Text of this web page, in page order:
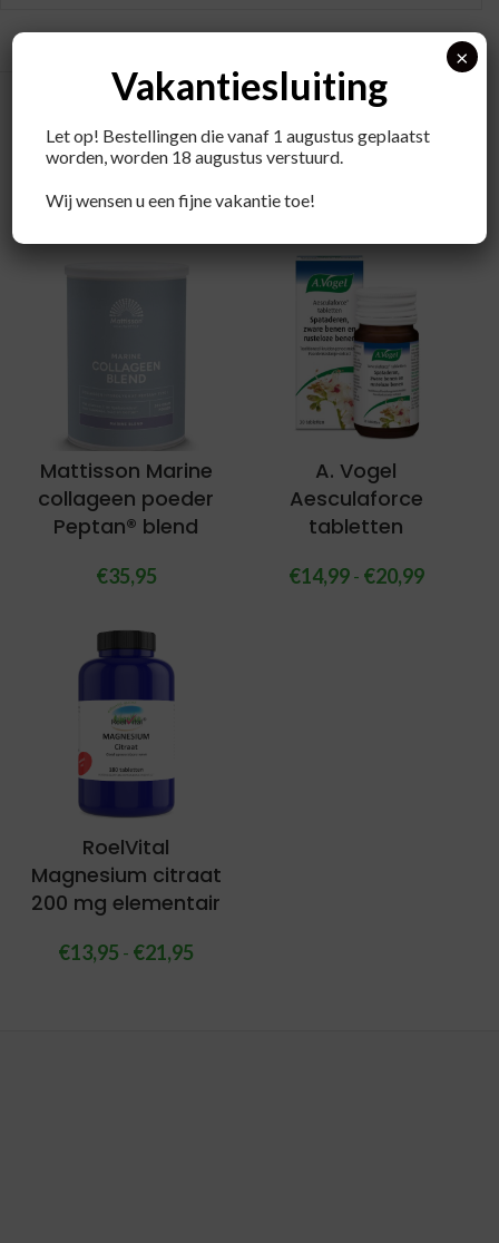
Recent bekeken producten
Mattisson Marine
collageen poeder
Peptan® blend
€35,95
A. Vogel
Aesculaforce
tabletten
€14,99- €20,99
RoelVital
Magnesium citraat
200 mg elementair
€13,95 - €21,95
Vakantiesluiting
Let op! Bestellingen die vanaf 1 augustus geplaatst
worden, worden 18 augustus verstuurd.
Wij wensen u een fijne vakantie toe!
×